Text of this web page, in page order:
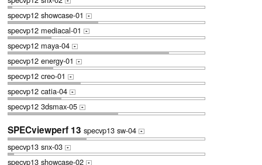
specvp12 showcase-01 +
specvp12 mediacal-01 +
specvp12 maya-04 +
specvp12 energy-01 +
specvp12 creo-01 +
specvp12 catia-04 +
specvp12 3dsmax-05 +
SPECviewperf 13 specvp13 sw-04 +
specvp13 snx-03 +
specvp13 showcase-02 +